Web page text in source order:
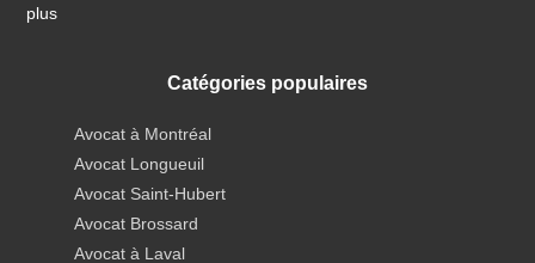
plus
Catégories populaires
Avocat à Montréal
Avocat Longueuil
Avocat Saint-Hubert
Avocat Brossard
Avocat à Laval